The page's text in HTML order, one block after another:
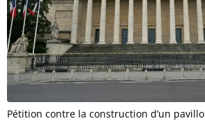
Pétition contre la construction d’un